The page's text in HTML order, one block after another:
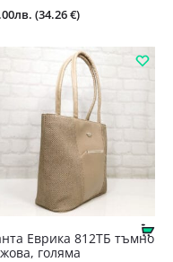
лв. (34.26 €)
Еврика 812ТБ тъмно
голяма